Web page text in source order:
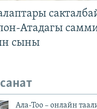
Атадагы
сыны
Ала-Тоо – онлайн